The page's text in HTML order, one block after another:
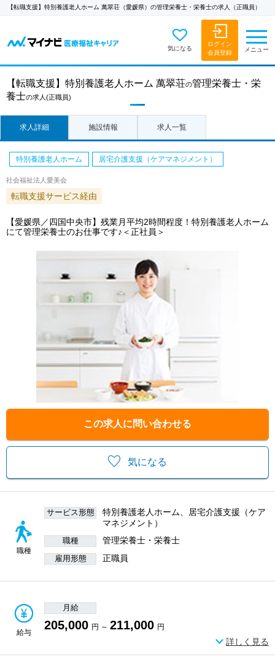
【転職支援】特別養護老人ホーム 萬翠荘（愛媛県）の管理栄養士・栄養士の求人（正職員）
気になる
ログイン
会員登録
メニュー
【転職支援】 特別養護老人ホーム 萬翠荘の管理栄養士・栄
養士の求人 (正職員)
求人詳細 施設情報 求人一覧
気になる
この求人に問い合わせる
特別養護老人ホーム 居宅介護支援（ケアマネジメント）
社会福祉法人愛美会
転職支援サービス経由
【愛媛県／四国中央市】残業月平均2時間程度！特別養護老人ホーム
にて管理栄養士のお仕事です♪＜正社員＞
職種
サービス形態
特別養護老人ホーム、居宅介護支援（ケア
マネジメント）
職種 管理栄養士・栄養士
雇用形態 正職員
給与
月給
205,000 円 ～ 211,000 円
詳しく見る